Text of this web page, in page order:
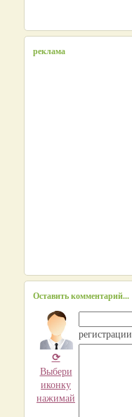
реклама
Оставить комментарий...
⟳
Выбери
иконку
нажимай
регистрации